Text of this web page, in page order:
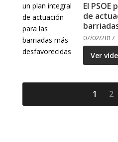
El
de
07/02/2017
Ver
1 2